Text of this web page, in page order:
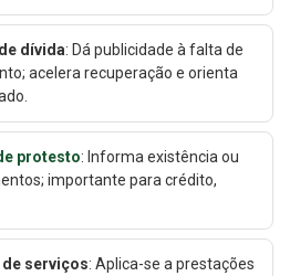
dívida: Dá publicidade à falta de
acelera recuperação e orienta
protesto: Informa existência ou
importante para crédito,
serviços: Aplica-se a prestações